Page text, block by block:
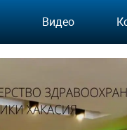
Видео